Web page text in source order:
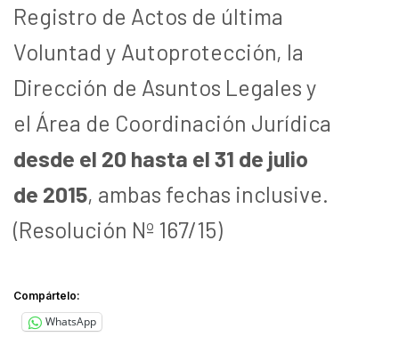
Registro de Actos de última
Voluntad y Autoprotección, la
Dirección de Asuntos Legales y
el Área de Coordinación Jurídica
desde el 20 hasta el 31 de julio
de 2015, ambas fechas inclusive.
(Resolución Nº 167/15)
Compártelo:
WhatsApp